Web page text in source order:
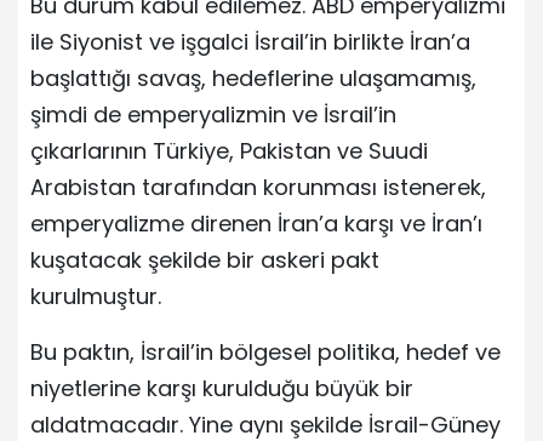
ile Siyonist ve işgalci İsrail’in birlikte İran’a
başlattığı savaş, hedeflerine ulaşamamış,
şimdi de emperyalizmin ve İsrail’in
çıkarlarının Türkiye, Pakistan ve Suudi
Arabistan tarafından korunması istenerek,
emperyalizme direnen İran’a karşı ve İran’ı
kuşatacak şekilde bir askeri pakt
kurulmuştur.
Bu paktın, İsrail’in bölgesel politika, hedef ve
niyetlerine karşı kurulduğu büyük bir
aldatmacadır. Yine aynı şekilde İsrail-Güney